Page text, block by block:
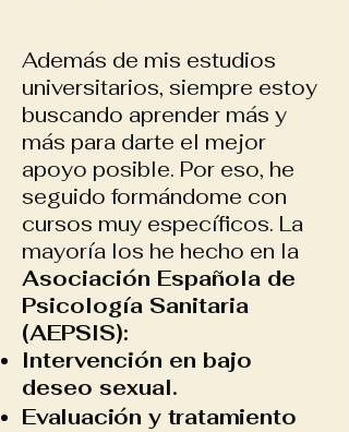
Además de mis estudios
universitarios, siempre estoy
buscando aprender más y
más para darte el mejor
apoyo posible. Por eso, he
seguido formándome con
cursos muy específicos. La
mayoría los he hecho en la
Asociación Española de
Psicología Sanitaria
(AEPSIS):
Intervención en bajo
deseo sexual.
Evaluación y tratamiento